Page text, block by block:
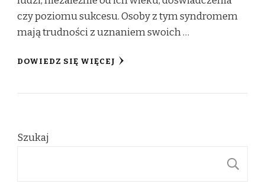
czy poziomu sukcesu. Osoby z tym syndromem
mają trudności z uznaniem swoich …
DOWIEDZ SIĘ WIĘCEJ
Szukaj